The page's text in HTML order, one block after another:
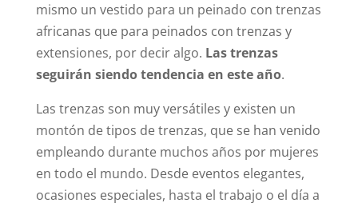
mismo un vestido para un peinado con trenzas
africanas que para peinados con trenzas y
extensiones, por decir algo. Las trenzas
seguirán siendo tendencia en este año.
Las trenzas son muy versátiles y existen un
montón de tipos de trenzas, que se han venido
empleando durante muchos años por mujeres
en todo el mundo. Desde eventos elegantes,
ocasiones especiales, hasta el trabajo o el día a